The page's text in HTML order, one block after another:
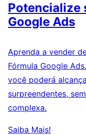
Potencialize
Google Ads
Aprenda a vender
Fórmula Google
você poderá
surpreendentes,
complexa.
Saiba Mais!